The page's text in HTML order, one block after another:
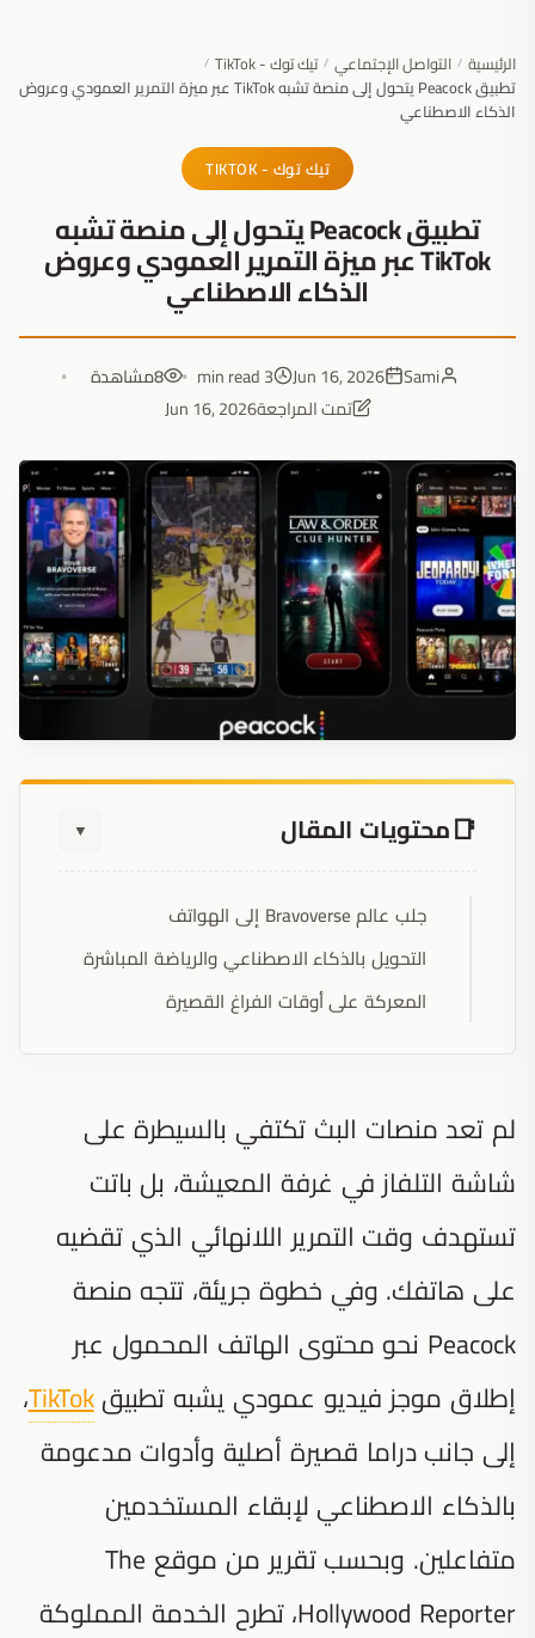
الرئيسية / التواصل الإجتماعي / تيك توك - TikTok /
تطبيق Peacock يتحول إلى منصة تشبه TikTok عبر ميزة التمرير العمودي وعروض
الذكاء الاصطناعي
تيك توك - TIKTOK
تطبيق Peacock يتحول إلى منصة تشبه
TikTok عبر ميزة التمرير العمودي وعروض
الذكاء الاصطناعي
Sami
Jun 16, 2026
3 min read
8مشاهدة
تمت المراجعةJun 16, 2026
محتويات المقال ▼
جلب عالم Bravoverse إلى الهواتف
التحويل بالذكاء الاصطناعي والرياضة المباشرة
المعركة على أوقات الفراغ القصيرة
لم تعد منصات البث تكتفي بالسيطرة على
شاشة التلفاز في غرفة المعيشة، بل باتت
تستهدف وقت التمرير اللانهائي الذي تقضيه
على هاتفك. وفي خطوة جريئة، تتجه منصة
Peacock نحو محتوى الهاتف المحمول عبر
إطلاق موجز فيديو عمودي يشبه تطبيقTikTok،
إلى جانب دراما قصيرة أصلية وأدوات مدعومة
بالذكاء الاصطناعي لإبقاء المستخدمين
متفاعلين. وبحسب تقرير من موقع The
Hollywood Reporter، تطرح الخدمة المملوكة